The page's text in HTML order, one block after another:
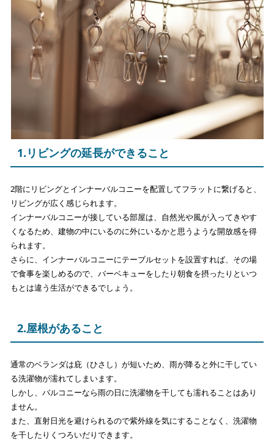
1.リビングの延長ができること
2階にリビングとインナーバルコニーを配置してフラットに繋げると、
リビングが広く感じられます。
インナーバルコニーが接している部屋は、自然光や風が入ってきやす
くなるため、建物の中にいるのに外にいるかと思うような開放感を得
られます。
さらに、インナーバルコニーにテーブルセットを設置すれば、その場
で食事を楽しめるので、バーベキューをしたり朝食を摂ったりといつ
もとは違う生活ができるでしょう。
2.屋根があること
通常のベランダは庇（ひさし）が短いため、雨が降ると外に干してい
る洗濯物が濡れてしまいます。
しかし、バルコニーなら雨の日に洗濯物を干しても濡れることはあり
ません。
また、直射日光を避けられるので紫外線を気にすることなく、洗濯物
を干したりくつろいだりできます。